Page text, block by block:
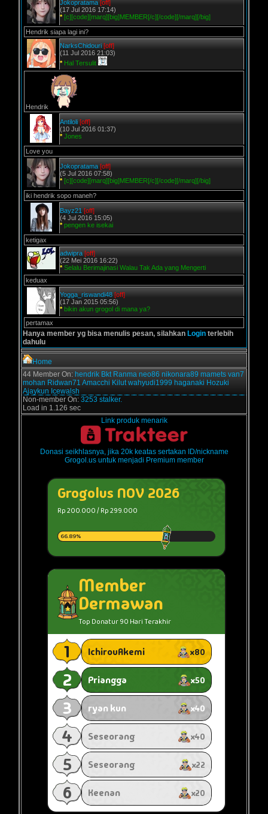
Jokopratama [off]
(17 Jul 2016 17:14)
* [c][code][marq][big]MEMBER[/c][/code][/marq][/big]
Hendrik siapa lagi ini?
NarksChidouri [off]
(11 Jul 2016 21:03)
* Hal Tersulit
Hendrik
Antiloli [off]
(10 Jul 2016 01:37)
* Jones
Love you
Jokopratama [off]
(5 Jul 2016 07:58)
* [c][code][marq][big]MEMBER[/c][/code][/marq][/big]
iki hendrik sopo maneh?
Bayz21 [off]
(4 Jul 2016 15:05)
* pengen ke isekai
ketigax
adwipra [off]
(22 Mei 2016 16:22)
* Selalu Berimajinasi Walau Tak Ada yang Mengerti
keduax
Yogga_riswandi48 [off]
(17 Jan 2015 05:56)
* bikin akun grogol di mana ya?
pertamax
Hanya member yg bisa menulis pesan, silahkan Login terlebih
dahulu
Home
44 Member On: hendrik Bkt Ranma neo86 nikonara89 mamets van7
mohan Ridwan71 Amacchi Kilut wahyudi1999 haganaki Hozuki
Ajaykun Icewalsh
Non-member On: 3253 stalker.
Load in 1.126 sec
Link produk menarik
Donasi seikhlasnya, jika 20k keatas sertakan ID/nickname
Grogol.us untuk menjadi Premium member